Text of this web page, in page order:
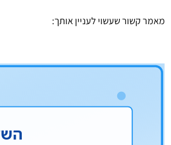
מאמר קשור שעשוי לעניין אותך: